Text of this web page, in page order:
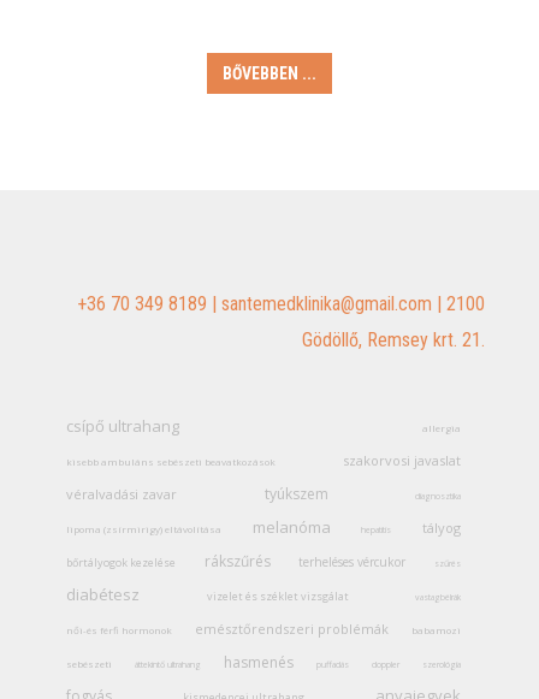
BŐVEBBEN ...
+36 70 349 8189 |santemedklinika@gmail.com |2100
Gödöllő, Remsey krt. 21.
csípő ultrahang allergia
kisebb ambuláns sebészeti beavatkozások
szakorvosi javaslat
véralvadási zavar
tyúkszem diagnosztika
lipoma (zsírmirigy) eltávolítása melanóma hepatitis tályog
bőrtályogok kezelése rákszűrés terheléses vércukor szűrés
diabétesz vizelet és széklet vizsgálat vastagbélrák
női-és férfi hormonok emésztőrendszeri problémák babamozi
sebészeti áttekintő ultrahang hasmenés puffadás doppler szerológia